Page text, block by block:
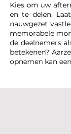
Kies om uw
en te delen.
nauwgezet
memorabele
de deelnemers
betekenen?
opnemen kan